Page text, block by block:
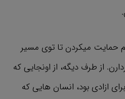
حمایت میکردن تا توی مسیر
از طرف دیگه، از اونجایی که
ازادی بود، انسان هایی که